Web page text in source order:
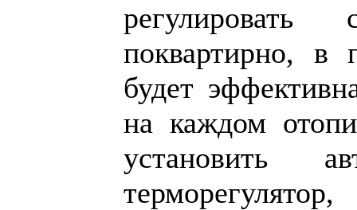
регулировать
поквартирно, в
будет
на каждом
установить